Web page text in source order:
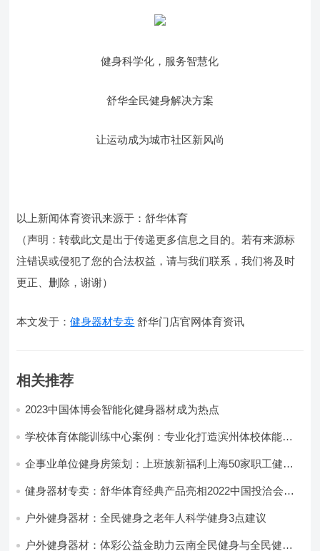
健身科学化，服务智慧化
舒华全民健身解决方案
让运动成为城市社区新风尚
以上新闻体育资讯来源于：舒华体育
（声明：转载此文是出于传递更多信息之目的。若有来源标
注错误或侵犯了您的合法权益，请与我们联系，我们将及时
更正、删除，谢谢）
本文发于：健身器材专卖 舒华门店官网体育资讯
相关推荐
2023中国体博会智能化健身器材成为热点
学校体育体能训练中心案例：专业化打造滨州体校体能训
企事业单位健身房策划：上班族新福利上海50家职工健身
健身器材专卖：舒华体育经典产品亮相2022中国投洽会运
户外健身器材：全民健身之老年人科学健身3点建议
户外健身器材：体彩公益金助力云南全民健身与全民健康